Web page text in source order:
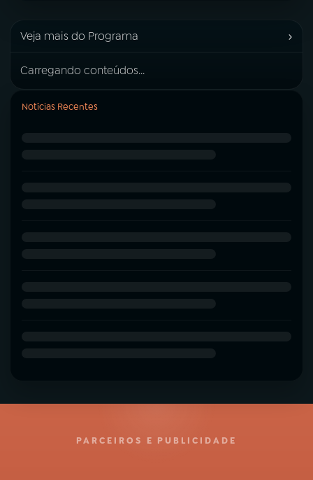
Veja mais do Programa ›
Carregando conteúdos...
Notícias Recentes
PARCEIROS E PUBLICIDADE